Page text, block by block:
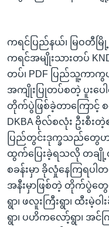
ကရင်ပြည်နယ်၊ မြဝတီမ
ကရင်အမျိုးသားတပ်
တပ်၊ PDF ပြည်သူ့ကာကွ
အကျိုးပြုတပ်စတဲ့ ပူးပ
တိုက်ပွဲဖြစ်ခဲ့တာကြောင့်
DKBA ဗိုလ်စလုံး ဦးစီးတဲ့
ပြည်တွင်းဒုက္ခသည်တွေဟ
ထွက်ပြေးခဲ့ရသလို တခ
စခန်းမှာ ခိုလှုံနေကြရပ
အနီးမှာဖြစ်တဲ့ တိုက်ပွဲတွေ
ရွာ၊ ဖလူးကြီးရွာ၊ ထီးမဲ့ဝ
ရွာ၊ ပဟိကလော့်ရွာ၊ အင်